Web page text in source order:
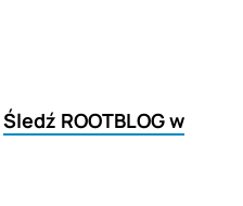
Śledź ROOTBLOG w